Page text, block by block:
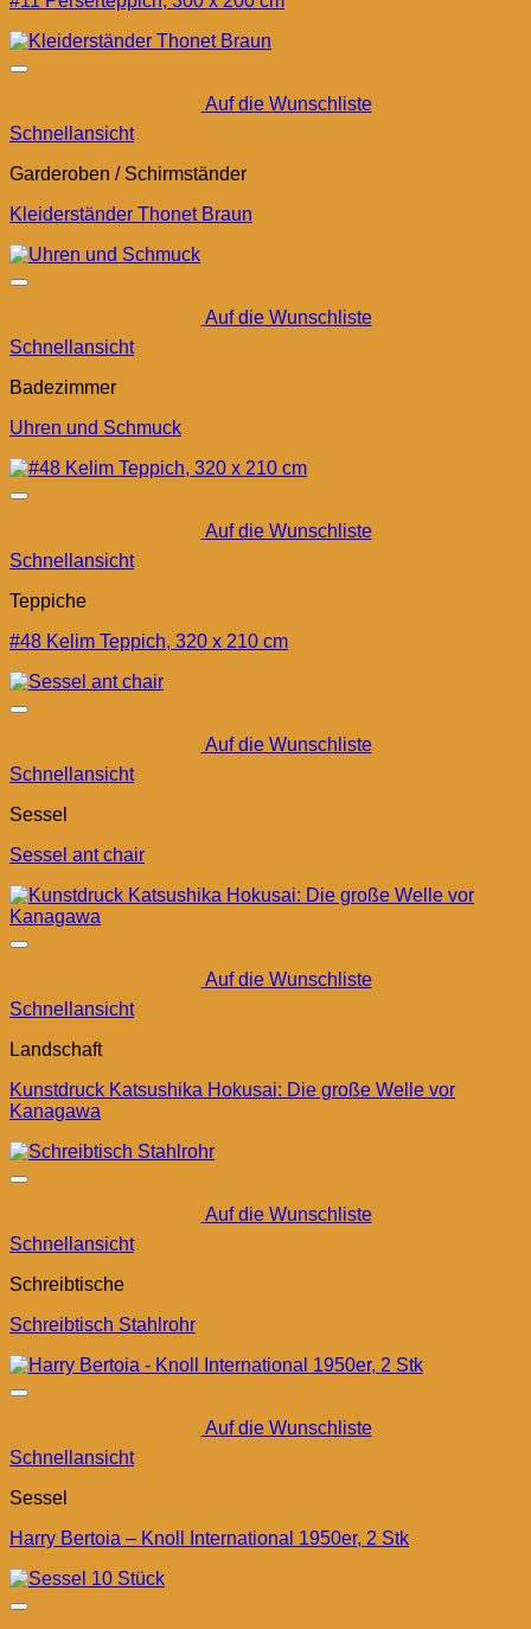
Auf die Wunschliste
Schnellansicht
Garderoben / Schirmständer
Kleiderständer Thonet Braun
Auf die Wunschliste
Schnellansicht
Badezimmer
Uhren und Schmuck
Auf die Wunschliste
Schnellansicht
Teppiche
#48 Kelim Teppich, 320 x 210 cm
Auf die Wunschliste
Schnellansicht
Sessel
Sessel ant chair
Auf die Wunschliste
Schnellansicht
Landschaft
Kunstdruck Katsushika Hokusai: Die große Welle vor
Kanagawa
Auf die Wunschliste
Schnellansicht
Schreibtische
Schreibtisch Stahlrohr
Auf die Wunschliste
Schnellansicht
Sessel
Harry Bertoia – Knoll International 1950er, 2 Stk